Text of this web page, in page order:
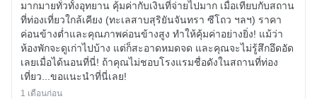
มากมายทั่วทั้งอุทยาน คุ้มค่ากับเงินที่จ่ายไปมาก เมื่อเทียบกับสถาน
ที่ท่องเที่ยวใกล้เคียง (ทะเลสาบสุริยันจันทรา ซีโถว ฯลฯ) ราคา
ค่อนข้างต่ำและคุณภาพค่อนข้างสูง ทำให้คุ้มค่าอย่างยิ่ง! แม้ว่า
ห้องพักจะดูเก่าไปบ้าง แต่ก็สะอาดหมดจด และคุณจะไม่รู้สึกอึดอัด
เลยเมื่อได้นอนที่นี่! ถ้าคุณไม่ชอบโรงแรมชื่อดังในสถานที่ท่อง
เที่ยว...ขอแนะนำที่นี่เลย!
1 เดือนก่อน